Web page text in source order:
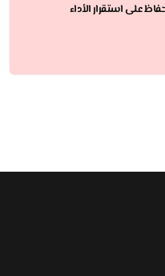
على استقرار الأداء